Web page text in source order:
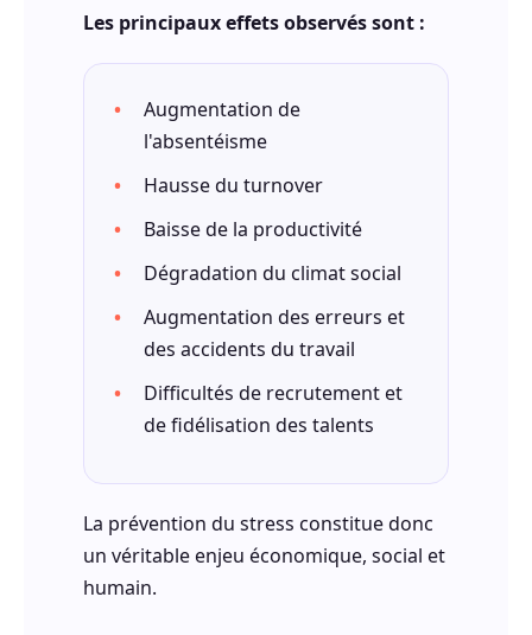
Les principaux effets observés sont :
Augmentation de
l'absentéisme
Hausse du turnover
Baisse de la productivité
Dégradation du climat social
Augmentation des erreurs et
des accidents du travail
Difficultés de recrutement et
de fidélisation des talents
La prévention du stress constitue donc
un véritable enjeu économique, social et
humain.